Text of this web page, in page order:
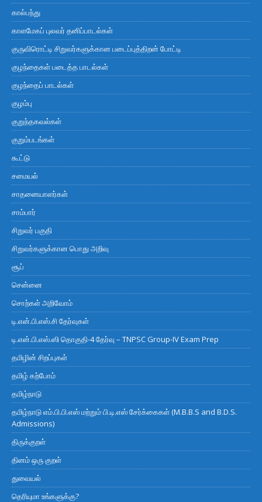
கால்பந்து
காளமேகப் புலவர் தனிப்பாடல்கள்
குருவிரொட்டி சிறுவர்களுக்கான படைப்புத்திறன் போட்டி
குழந்தைகள் படைத்த பாடல்கள்
குழந்தைப் பாடல்கள்
குழம்பு
குறுந்தகவல்கள்
குறும்படங்கள்
கூட்டு
சமையல்
சாதனையாளர்கள்
சாம்பார்
சிறுவர் பகுதி
சிறுவர்களுக்கான பொது அறிவு
சூப்
சென்னை
சொற்கள் அறிவோம்
டி.என்.பி.எஸ்.சி தேர்வுகள்
டி.என்.பி.எஸ்.ஸி தொகுதி-4 தேர்வு – TNPSC Group-IV Exam Prep
தமிழின் சிறப்புகள்
தமிழ் கற்போம்
தமிழ்நாடு
தமிழ்நாடு எம்.பி.பி.எஸ் மற்றும் பி.டி.எஸ் சேர்க்கைகள் (M.B.B.S and B.D.S.
Admissions)
திருக்குறள்
தினம் ஒரு குறள்
துவையல்
தெரியுமா உங்களுக்கு?